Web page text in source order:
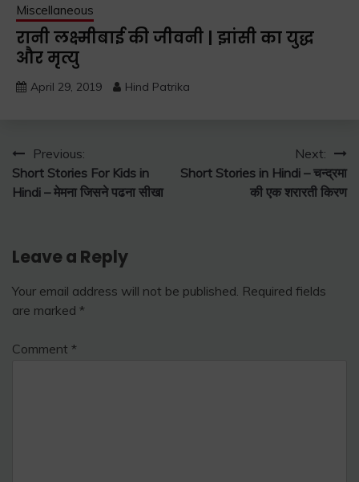
Miscellaneous
रानी लक्ष्मीबाई की जीवनी | झांसी का युद्ध
और मृत्यु
April 29, 2019 Hind Patrika
Post
navigation
Previous:
Short Stories For Kids in
Hindi – मेमना जिसने पढना सीखा
Next:
Short Stories in Hindi – चन्द्रमा
की एक शरारती किरण
Leave a Reply
Your email address will not be published. Required fields
are marked *
Comment *